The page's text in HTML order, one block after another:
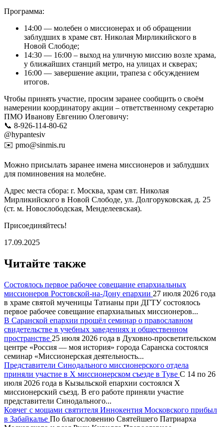
Программа:
14:00 — молебен о миссионерах и об обращении
заблудших в храме свт. Николая Мирликийского в
Новой Слободе;
14:30 — 16:00 – выход на уличную миссию возле храма,
у ближайших станций метро, на улицах и скверах;
16:00 — завершение акции, трапеза с обсуждением
итогов.
Чтобы принять участие, просим заранее сообщить о своём
намерении координатору акции – ответственному секретарю
ПМО Иванову Евгению Олеговичу:
📞 8-926-114-80-62
@hypantesiv
✉️ pmo@sinmis.ru
Можно присылать заранее имена миссионеров и заблудших
для поминовения на молебне.
Адрес места сбора: г. Москва, храм свт. Николая
Мирликийского в Новой Слободе, ул. Долгоруковская, д. 25
(ст. м. Новослободская, Менделеевская).
Присоединяйтесь!
17.09.2025
Читайте также
Состоялось первое рабочее совещание епархиальных
миссионеров Ростовской-на-Дону епархии 27 июля 2026 года
в храме святой мученицы Татианы при ДГТУ состоялось
первое рабочее совещание епархиальных миссионеров...
В Саранской епархии прошёл семинар о православном
свидетельстве в учебных заведениях и общественном
пространстве 25 июля 2026 года в Духовно-просветительском
центре «Россия — моя история» города Саранска состоялся
семинар «Миссионерская деятельность...
Представители Синодального миссионерского отдела
приняли участие в X миссионерском съезде в Туве С 14 по 26
июля 2026 года в Кызыльской епархии состоялся X
миссионерский съезд. В его работе приняли участие
представители Синодального...
Ковчег с мощами святителя Иннокентия Московского прибыл
в Забайкалье По благословению Святейшего Патриарха